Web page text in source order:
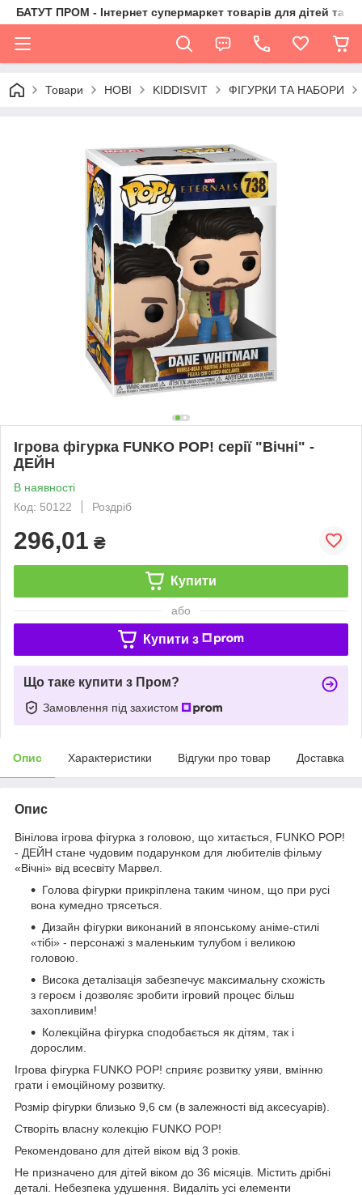
БАТУТ ПРОМ - Інтернет супермаркет товарів для дітей та їх
Товари НОВІ KIDDISVIT ФІГУРКИ ТА НАБОРИ
Ігрова фігурка FUNKO POP! серії "Вічні" -
ДЕЙН
В наявності
Код: 50122
Роздріб
296,01 ₴
Купити
або
Купити з
Що таке купити з Пром?
Замовлення під захистом
Опис Характеристики Відгуки про товар Доставка
Опис
Вінілова ігрова фігурка з головою, що хитається, FUNKO POP!
- ДЕЙН стане чудовим подарунком для любителів фільму
«Вічні» від всесвіту Марвел.
Голова фігурки прикріплена таким чином, що при русі
вона кумедно трясеться.
Дизайн фігурки виконаний в японському аніме-стилі
«тібі» - персонажі з маленьким тулубом і великою
головою.
Висока деталізація забезпечує максимальну схожість
з героєм і дозволяє зробити ігровий процес більш
захопливим!
Колекційна фігурка сподобається як дітям, так і
дорослим.
Ігрова фігурка FUNKO POP! сприяє розвитку уяви, вмінню
грати і емоційному розвитку.
Розмір фігурки близько 9,6 см (в залежності від аксесуарів).
Створіть власну колекцію FUNKO POP!
Рекомендовано для дітей віком від 3 років.
Не призначено для дітей віком до 36 місяців. Містить дрібні
деталі. Небезпека удушення. Видаліть усі елементи